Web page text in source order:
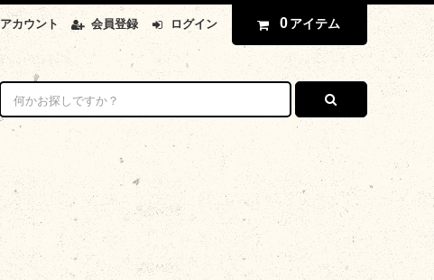
アカウント 会員登録 ログイン 0 アイテム